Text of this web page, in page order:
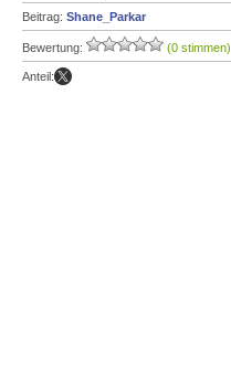
Beitrag: Shane_Parkar
Bewertung: (0 stimmen)
Anteil: